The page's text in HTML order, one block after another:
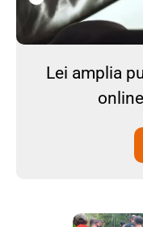
Lei amplia